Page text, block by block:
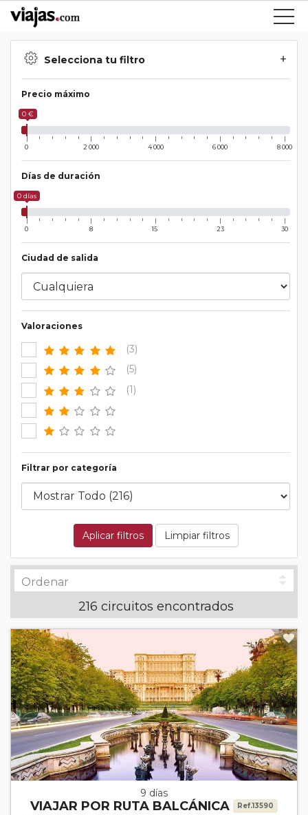
Selecciona tu filtro
Precio máximo
0 €
0 2 000 4 000 6 000 8 000
Días de duración
0 días
0 8 15 23 30
Ciudad de salida
Valoraciones
(3)
(5)
(1)
Filtrar por categoría
Aplicar filtros Limpiar filtros
216 circuitos encontrados
9 días
VIAJAR POR RUTA BALCÁNICA Ref.13590